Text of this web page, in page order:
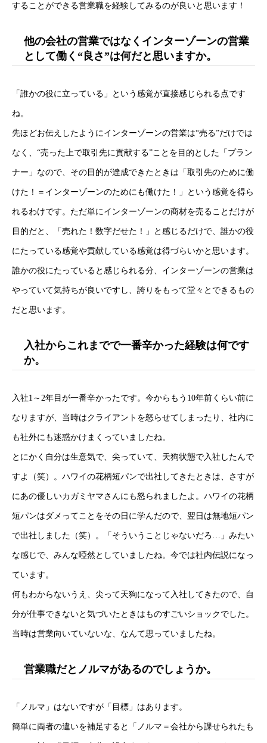
新卒採用
企業情報
求人情報
することができる営業職を経験してみるのが良いと思います！
他の会社の営業ではなくインターゾーンの営業
として働く“良さ”は何だと思いますか。
「誰かの役に立っている」という感覚が直接感じられる点です
ね。
先ほどお伝えしたようにインターゾーンの営業は“売る”だけでは
なく、“売った上で取引先に貢献する”ことを目的とした「プラン
ナー」なので、その目的が達成できたときは「取引先のために働
けた！＝インターゾーンのためにも働けた！」という感覚を得ら
れるわけです。ただ単にインターゾーンの商材を売ることだけが
目的だと、「売れた！数字だせた！」と感じるだけで、誰かの役
にたっている感覚や貢献している感覚は得づらいかと思います。
誰かの役にたっていると感じられる分、インターゾーンの営業は
やっていて気持ちが良いですし、誇りをもって堂々とできるもの
だと思います。
入社からこれまでで一番辛かった経験は何です
か。
入社1～2年目が一番辛かったです。今からもう10年前くらい前に
なりますが、当時はクライアントを怒らせてしまったり、社内に
も社外にも迷惑かけまくっていましたね。
とにかく自分は生意気で、尖っていて、天狗状態で入社したんで
すよ（笑）。ハワイの花柄短パンで出社してきたときは、さすが
にあの優しいカガミヤマさんにも怒られましたよ。ハワイの花柄
短パンはダメってことをその日に学んだので、翌日は無地短パン
で出社しました（笑）。「そういうことじゃないだろ…」みたい
な感じで、みんな啞然としていましたね。今では社内伝説になっ
ています。
何もわからないうえ、尖って天狗になって入社してきたので、自
分が仕事できないと気づいたときはものすごいショックでした。
当時は営業向いていないな、なんて思っていましたね。
営業職だとノルマがあるのでしょうか。
「ノルマ」はないですが「目標」はあります。
簡単に両者の違いを補足すると「ノルマ＝会社から課せられたも